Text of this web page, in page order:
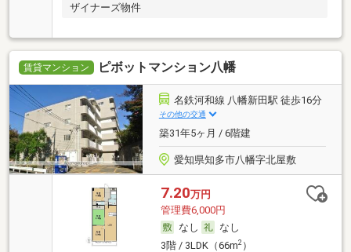
ザイナーズ物件
賃貸マンション ピボットマンション八幡
名鉄河和線 八幡新田駅 徒歩16分
その他の交通
築31年5ヶ月 / 6階建
愛知県知多市八幡字北屋敷
7.20万円
管理費6,000円
なし
なし
3階 / 3LDK（66m2）